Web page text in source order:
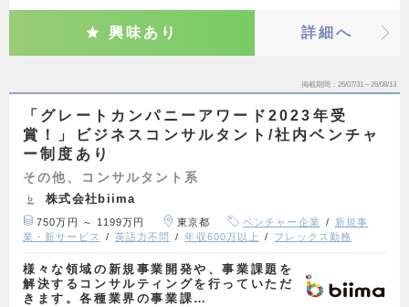
興味あり 詳細へ
掲載期間 26/07/31～26/08/13
「グレートカンパニーアワード2023年受
賞！」ビジネスコンサルタント/社内ベンチャ
ー制度あり
その他、コンサルタント系
株式会社biima
750万円 ～ 1199万円 東京都 ベンチャー企業
新規事
業・新サービス
英語力不問 年収600万以上 フレックス勤務
様々な領域の新規事業開発や、事業課題を
解決するコンサルティングを行っていただ
きます。各種業界の事業課…